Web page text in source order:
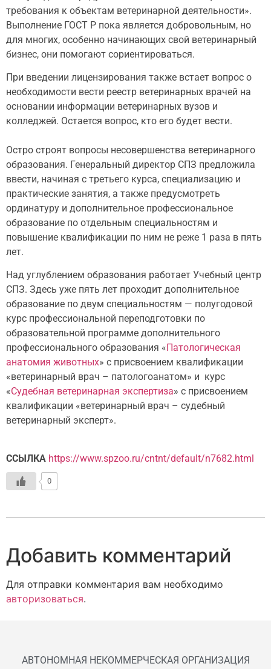
требования к объектам ветеринарной деятельности».
Выполнение ГОСТ Р пока является добровольным, но
для многих, особенно начинающих свой ветеринарный
бизнес, они помогают сориентироваться.
При введении лицензирования также встает вопрос о
необходимости вести реестр ветеринарных врачей на
основании информации ветеринарных вузов и
колледжей. Остается вопрос, кто его будет вести.
Остро строят вопросы несовершенства ветеринарного
образования. Генеральный директор СПЗ предложила
ввести, начиная с третьего курса, специализацию и
практические занятия, а также предусмотреть
ординатуру и дополнительное профессиональное
образование по отдельным специальностям и
повышение квалификации по ним не реже 1 раза в пять
лет.
Над углублением образования работает Учебный центр
СПЗ. Здесь уже пять лет проходит дополнительное
образование по двум специальностям — полугодовой
курс профессиональной переподготовки по
образовательной программе дополнительного
профессионального образования « Патологическая
анатомия животных» с присвоением квалификации
«ветеринарный врач – патологоанатом» и курс
«Судебная ветеринарная экспертиза» с присвоением
квалификации «ветеринарный врач – судебный
ветеринарный эксперт».
ССЫЛКА https://www.spzoo.ru/cntnt/default/n7682.html
0
Добавить комментарий
Для отправки комментария вам необходимо
авторизоваться.
АВТОНОМНАЯ НЕКОММЕРЧЕСКАЯ ОРГАНИЗАЦИЯ